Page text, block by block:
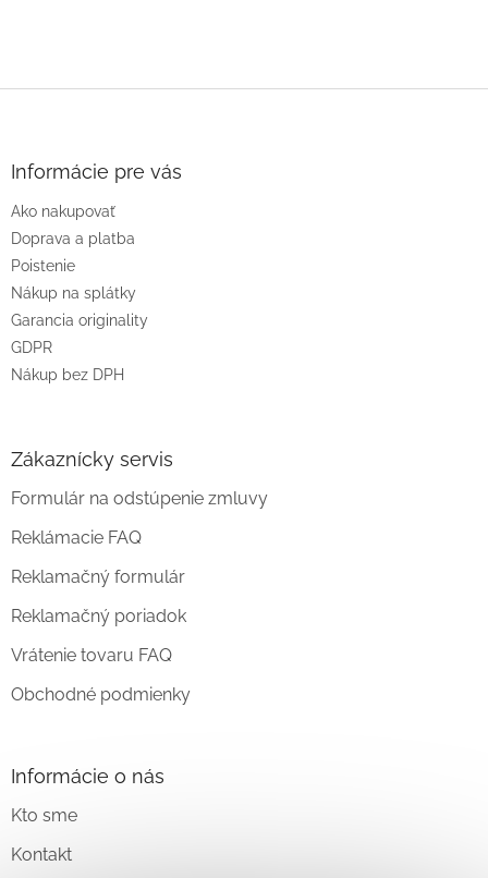
Informácie pre vás
Ako nakupovať
Doprava a platba
Poistenie
Nákup na splátky
Garancia originality
GDPR
Nákup bez DPH
Zákaznícky servis
Formulár na odstúpenie zmluvy
Reklámacie FAQ
Reklamačný formulár
Reklamačný poriadok
Vrátenie tovaru FAQ
Obchodné podmienky
Informácie o nás
Kto sme
Kontakt